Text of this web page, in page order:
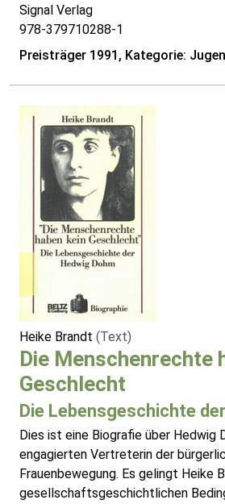
Signal Verlag
978-379710288-1
Preisträger 1991, Kategorie:
Heike Brandt (Text)
Die Menschenrechte
Geschlecht
Die Lebensgeschichte
Dies ist eine Biografie über Hedwig
engagierten Vertreterin der
Frauenbewegung. Es gelingt Heike
gesellschaftsgeschichtlichen